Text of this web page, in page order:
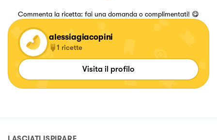
Commenta la ricetta: fai una domanda o complimentati! 😋
alessiagiacopini
1 ricette
Visita il profilo